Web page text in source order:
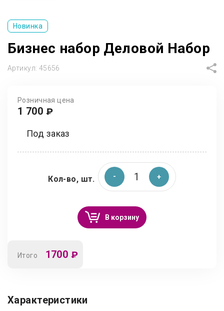
Новинка
Бизнес набор Деловой Набор
Артикул: 45656
Розничная цена
1 700 ₽
Под заказ
Кол-во, шт.
В корзину
Итого 1700 ₽
Характеристики